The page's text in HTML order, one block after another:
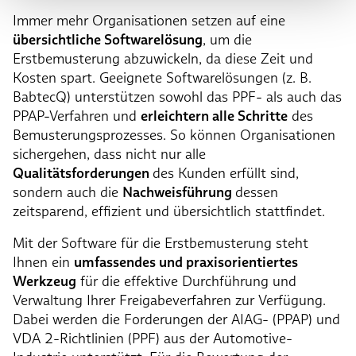
Immer mehr Organisationen setzen auf eine
übersichtliche Softwarelösung, um die
Erstbemusterung abzuwickeln, da diese Zeit und
Kosten spart. Geeignete Softwarelösungen (z. B.
BabtecQ) unterstützen sowohl das PPF- als auch das
PPAP-Verfahren und erleichtern alle Schritte des
Bemusterungsprozesses. So können Organisationen
sichergehen, dass nicht nur alle
Qualitätsforderungen des Kunden erfüllt sind,
sondern auch die Nachweisführung dessen
zeitsparend, effizient und übersichtlich stattfindet.
Mit der Software für die Erstbemusterung steht
Ihnen ein umfassendes und praxisorientiertes
Werkzeug für die effektive Durchführung und
Verwaltung Ihrer Freigabeverfahren zur Verfügung.
Dabei werden die Forderungen der AIAG- (PPAP) und
VDA 2-Richtlinien (PPF) aus der Automotive-